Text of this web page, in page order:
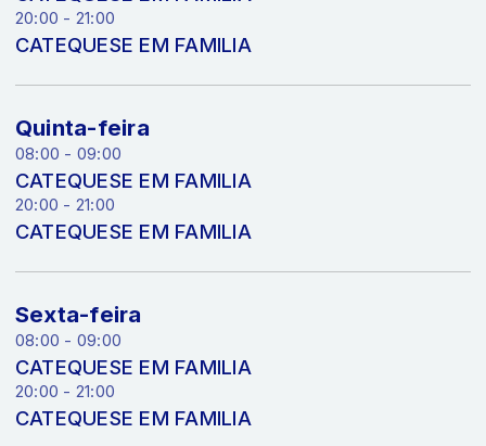
20:00 - 21:00
CATEQUESE EM FAMILIA
Quinta-feira
08:00 - 09:00
CATEQUESE EM FAMILIA
20:00 - 21:00
CATEQUESE EM FAMILIA
Sexta-feira
08:00 - 09:00
CATEQUESE EM FAMILIA
20:00 - 21:00
CATEQUESE EM FAMILIA